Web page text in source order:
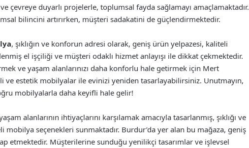
çevreye duyarlı projelerle, toplumsal fayda sağlamayı amaçlamaktadır.
bilincini artırırken, müşteri sadakatini de güçlendirmektedir.
, şıklığın ve konforun adresi olarak, geniş ürün yelpazesi, kaliteli
el işçiliği ve müşteri odaklı hizmet anlayışı ile dikkat çekmektedir.
ve yaşam alanlarınızı daha konforlu hale getirmek için Mert
ve estetik mobilyalar ile evinizi yeniden tasarlayabilirsiniz. Unutmayın,
mobilyalarla daha keyifli hale gelir!
alanlarının ihtiyaçlarını karşılamak amacıyla tasarlanmış, şıklığı ve
seçenekleri sunmaktadır. Burdur’da yer alan bu mağaza, geniş
etmektedir. Müşterilerine sunduğu yenilikçi tasarımlar ve işlevsel